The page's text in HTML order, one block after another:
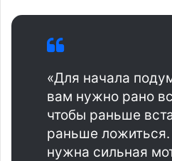
«Для начала
вам нужно рано
чтобы раньше
раньше ложиться.
нужна сильная